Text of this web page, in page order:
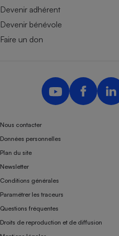
Devenir adhérent
Devenir bénévole
Faire un don
Nous contacter
Données personnelles
Plan du site
Newsletter
Conditions générales
Paramétrer les traceurs
Questions fréquentes
Droits de reproduction et de diffusion